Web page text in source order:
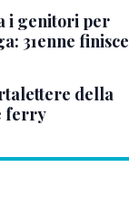
i genitori per
31enne finisce
della
ferry